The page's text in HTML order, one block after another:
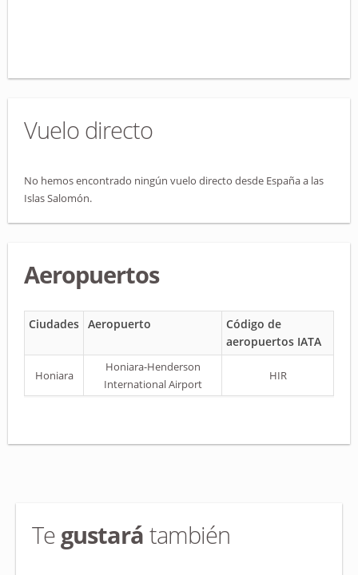
Vuelo directo
No hemos encontrado ningún vuelo directo desde España a las
Islas Salomón.
Aeropuertos
Ciudades Aeropuerto
Código de
aeropuertos IATA
Honiara
Honiara-Henderson
International Airport
HIR
Te gustará también